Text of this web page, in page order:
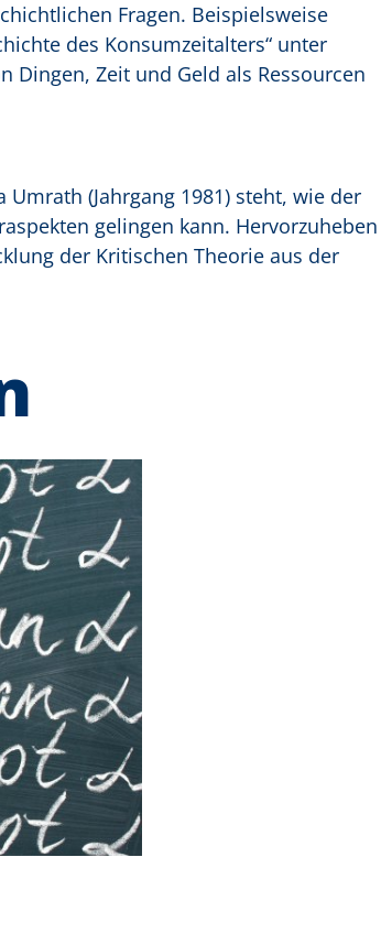
Fragen. Beispielsweise
des Konsumzeitalters“ unter
Dingen, Zeit und Geld als Ressourcen
(Jahrgang 1981) steht, wie der
gelingen kann. Hervorzuheben
der Kritischen Theorie aus der